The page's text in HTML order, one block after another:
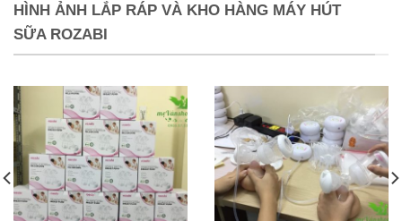
HÌNH ẢNH LẮP RÁP VÀ KHO HÀNG MÁY HÚT
SỮA ROZABI